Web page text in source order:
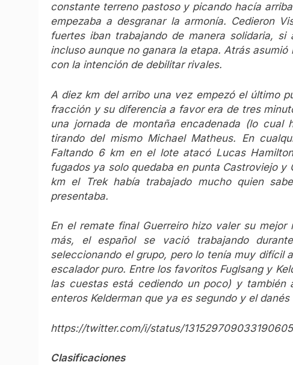
constante terreno pastoso y picando hacía
empezaba a desgranar la armonía. Cedieron
fuertes iban trabajando de manera solidaria,
incluso aunque no ganara la etapa. Atrás
con la intención de debilitar rivales.
A diez km del arribo una vez empezó el último
fracción y su diferencia a favor era de tres
una jornada de montaña encadenada (lo
tirando del mismo Michael Matheus. En
Faltando 6 km en el lote atacó Lucas
fugados ya solo quedaba en punta Castroviejo
km el Trek había trabajado mucho quien
presentaba.
En el remate final Guerreiro hizo valer su
más, el español se vació trabajando
seleccionando el grupo, pero lo tenía muy difícil
escalador puro. Entre los favoritos Fuglsang y
las cuestas está cediendo un poco) y
enteros Kelderman que ya es segundo y el danés
https://twitter.com/i/status/
Clasificaciones